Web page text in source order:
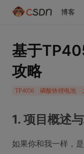
博客
基于
攻略
TP4056 磷酸铁锂电池
1. 项目概述
如果你和我一样，